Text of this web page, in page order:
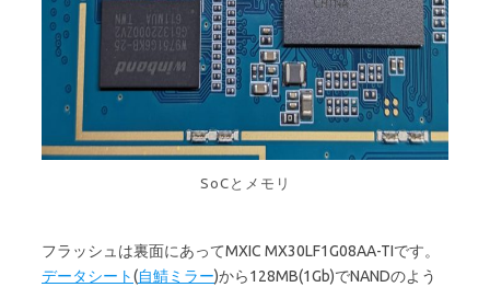
SoCとメモリ
フラッシュは裏面にあってMXIC MX30LF1G08AA-TIです。
データシート(自鯖ミラー)から128MB(1Gb)でNANDのよう